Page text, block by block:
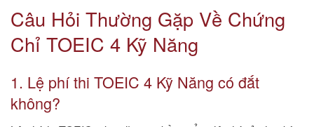
Câu Hỏi Thường Gặp Về Chứng
Chỉ TOEIC 4 Kỹ Năng
1. Lệ phí thi TOEIC 4 Kỹ Năng có đắt
không?